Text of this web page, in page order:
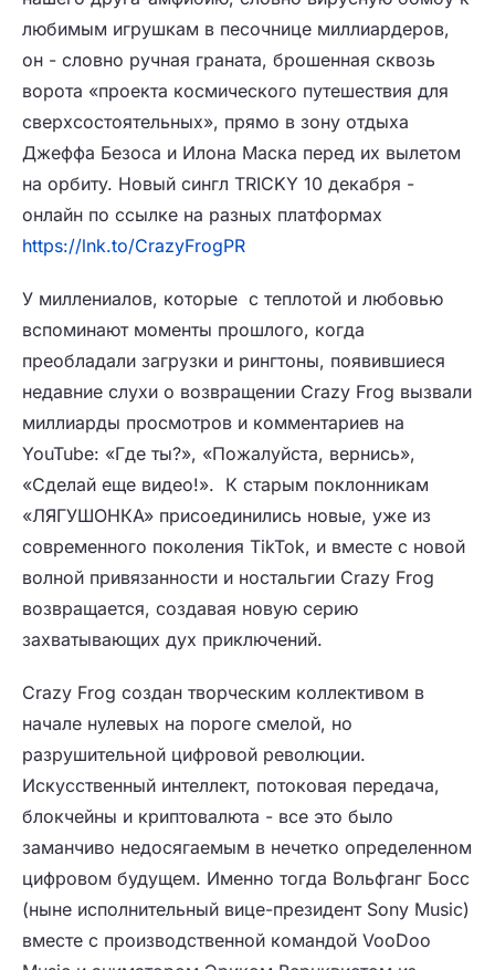
любимым игрушкам в песочнице миллиардеров,
он - словно ручная граната, брошенная сквозь
ворота «проекта космического путешествия для
сверхсостоятельных», прямо в зону отдыха
Джеффа Безоса и Илона Маска перед их вылетом
на орбиту. Новый сингл TRICKY 10 декабря -
онлайн по ссылке на разных платформах
https://lnk.to/CrazyFrogPR
У миллениалов, которые с теплотой и любовью
вспоминают моменты прошлого, когда
преобладали загрузки и рингтоны, появившиеся
недавние слухи о возвращении Crazy Frog вызвали
миллиарды просмотров и комментариев на
YouTube: «Где ты?», «Пожалуйста, вернись»,
«Сделай еще видео!». К старым поклонникам
«ЛЯГУШОНКА» присоединились новые, уже из
современного поколения TikTok, и вместе с новой
волной привязанности и ностальгии Crazy Frog
возвращается, создавая новую серию
захватывающих дух приключений.
Crazy Frog создан творческим коллективом в
начале нулевых на пороге смелой, но
разрушительной цифровой революции.
Искусственный интеллект, потоковая передача,
блокчейны и криптовалюта - все это было
заманчиво недосягаемым в нечетко определенном
цифровом будущем. Именно тогда Вольфганг Босс
(ныне исполнительный вице-президент Sony Music)
вместе с производственной командой VooDoo